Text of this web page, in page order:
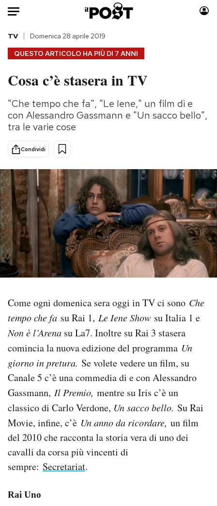
HOME
Italia
Politica
Tecnologia
Scienza
Economia
Sport
Moda
Consumismi
Altrecose
Mondiali calcio 2026
PODCAST
NEWSLETTER
I MIEI PREFERITI
SHOP
CALENDARIO
AREA PERSONALE
Area Personale
Newsletter
Notifiche mobile
Regala il Post
Hai bisogno di aiuto?
QUESTO ARTICOLO HA PIÙ DI 7 ANNI
TV Domenica 28 aprile 2019
Cosa c’è stasera in TV
"Che tempo che fa", "Le Iene," un film di e
con Alessandro Gassmann e "Un sacco bello",
tra le varie cose
Condividi
Come ogni domenica sera oggi in TV ci sono Che
tempo che fa su Rai 1, Le Iene Show su Italia 1 e
Non è l’Arena su La7. Inoltre su Rai 3 stasera
comincia la nuova edizione del programma Un
giorno in pretura. Se volete vedere un film, su
Canale 5 c’è una commedia di e con Alessandro
Gassmann, Il Premio, mentre su Iris c’è un
classico di Carlo Verdone, Un sacco bello. Su Rai
Movie, infine, c’è Un anno da ricordare, un film
del 2010 che racconta la storia vera di uno dei
cavalli da corsa più vincenti di
sempre: Secretariat.
Rai Uno